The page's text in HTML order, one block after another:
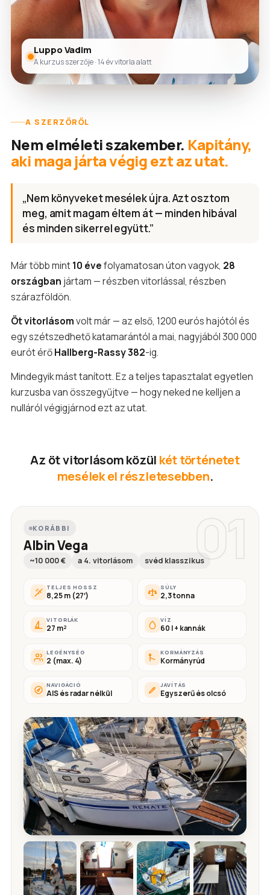
Luppo Vadim
A kurzus szerzője · 14 év vitorla alatt
A SZERZŐRŐL
Nem elméleti szakember. Kapitány,
aki maga járta végig ezt az utat.
„Nem könyveket mesélek újra. Azt osztom
meg, amit magam éltem át — minden hibával
és minden sikerrel együtt.”
Már több mint10 évefolyamatosan úton vagyok, 28
országban jártam — részben vitorlással, részben
szárazföldön.
Öt vitorlásomvolt már — az első, 1200 eurós hajótól és
egy szétszedhető katamarántól a mai, nagyjából 300 000
eurót érőHallberg-Rassy 382-ig.
Mindegyik mást tanított. Ez a teljes tapasztalat egyetlen
kurzusba van összegyűjtve — hogy neked ne kelljen a
nulláról végigjárnod ezt az utat.
Az öt vitorlásom közül két történetet
mesélek el részletesebben.
01
KORÁBBI
Albin Vega
~10 000 € a 4. vitorlásom svéd klasszikus
TELJES HOSSZ
8,25 m (27′)
SÚLY
2,3 tonna
VITORLÁK
27 m²
VÍZ
60 l + kannák
LEGÉNYSÉG
2 (max. 4)
KORMÁNYZÁS
Kormányrúd
NAVIGÁCIÓ
AIS és radar nélkül
JAVÍTÁS
Egyszerű és olcsó